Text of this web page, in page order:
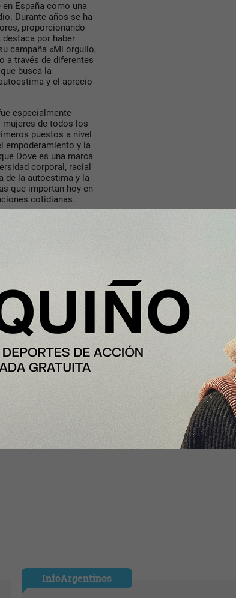
España como una
Durante años se ha
proporcionando
por haber
campaña «Mi orgullo,
a través de diferentes
busca la
y el aprecio
especialmente
mujeres de todos los
puestos a nivel
empoderamiento y la
Dove es una marca
corporal, racial
de la autoestima y la
que importan hoy en
cotidianas.
inclusión incluso
en tamaño y
se verán
InfoArgentinos